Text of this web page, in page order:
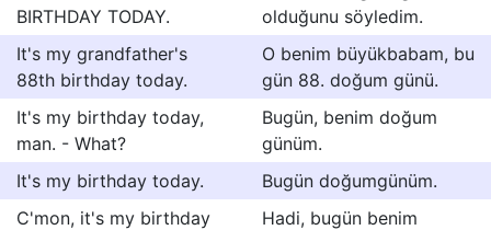
BIRTHDAY TODAY.
olduğunu söyledim.
It's my grandfather's
88th birthday today.
O benim büyükbabam, bu
gün 88. doğum günü.
It's my birthday today,
man. - What?
Bugün, benim doğum
günüm.
It's my birthday today.
Bugün doğumgünüm.
C'mon, it's my birthday
Hadi, bugün benim